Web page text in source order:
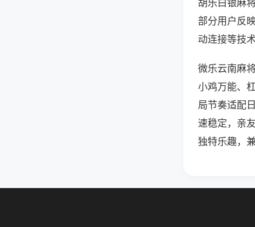
部分用户反
动连接等技
微乐云南麻
小鸡万能、
局节奏适配
速稳定，亲
独特乐趣，